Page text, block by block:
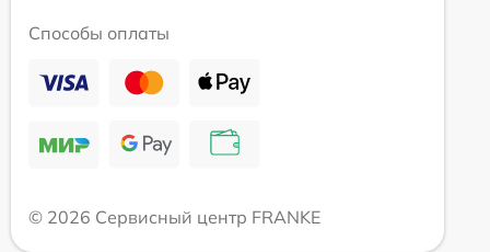
Способы оплаты
© 2026 Сервисный центр FRANKE